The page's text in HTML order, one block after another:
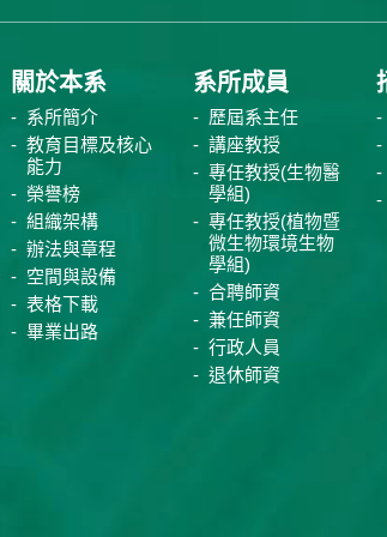
關於本系
系所簡介
教育目標及核心
能力
榮譽榜
組織架構
辦法與章程
空間與設備
表格下載
畢業出路
系所成員
歷屆系主任
講座教授
專任教授(生物醫
學組)
專任教授(植物暨
微生物環境生物
學組)
合聘師資
兼任師資
行政人員
退休師資